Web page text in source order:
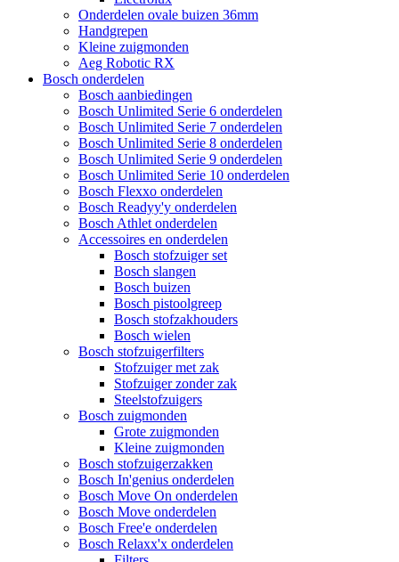
Onderdelen ovale buizen 36mm
Handgrepen
Kleine zuigmonden
Aeg Robotic RX
Bosch onderdelen
Bosch aanbiedingen
Bosch Unlimited Serie 6 onderdelen
Bosch Unlimited Serie 7 onderdelen
Bosch Unlimited Serie 8 onderdelen
Bosch Unlimited Serie 9 onderdelen
Bosch Unlimited Serie 10 onderdelen
Bosch Flexxo onderdelen
Bosch Readyy'y onderdelen
Bosch Athlet onderdelen
Accessoires en onderdelen
Bosch stofzuiger set
Bosch slangen
Bosch buizen
Bosch pistoolgreep
Bosch stofzakhouders
Bosch wielen
Bosch stofzuigerfilters
Stofzuiger met zak
Stofzuiger zonder zak
Steelstofzuigers
Bosch zuigmonden
Grote zuigmonden
Kleine zuigmonden
Bosch stofzuigerzakken
Bosch In'genius onderdelen
Bosch Move On onderdelen
Bosch Move onderdelen
Bosch Free'e onderdelen
Bosch Relaxx'x onderdelen